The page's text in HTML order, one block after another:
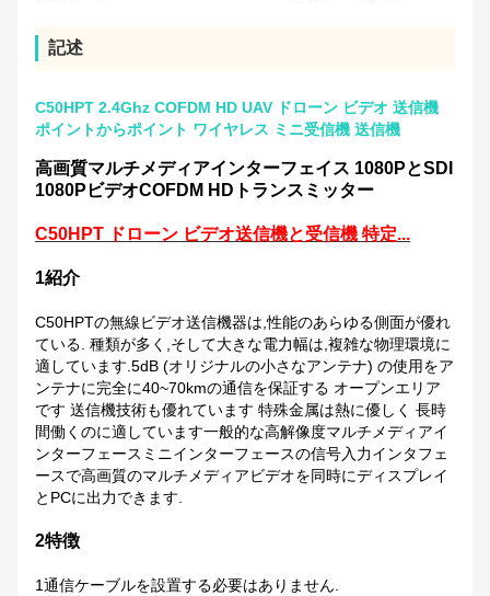
記述
C50HPT 2.4Ghz COFDM HD UAV ドローン ビデオ 送信機
ポイントからポイント ワイヤレス ミニ受信機 送信機
高画質マルチメディアインターフェイス 1080PとSDI
1080PビデオCOFDM HDトランスミッター
C50HPT ドローン ビデオ送信機と受信機 特定...
1紹介
C50HPTの無線ビデオ送信機器は,性能のあらゆる側面が優れ
ている. 種類が多く,そして大きな電力幅は,複雑な物理環境に
適しています.5dB (オリジナルの小さなアンテナ) の使用をア
ンテナに完全に40~70kmの通信を保証する オープンエリア
です 送信機技術も優れています 特殊金属は熱に優しく 長時
間働くのに適しています一般的な高解像度マルチメディアイ
ンターフェースミニインターフェースの信号入力インタフェ
ースで高画質のマルチメディアビデオを同時にディスプレイ
とPCに出力できます.
2特徴
1通信ケーブルを設置する必要はありません.